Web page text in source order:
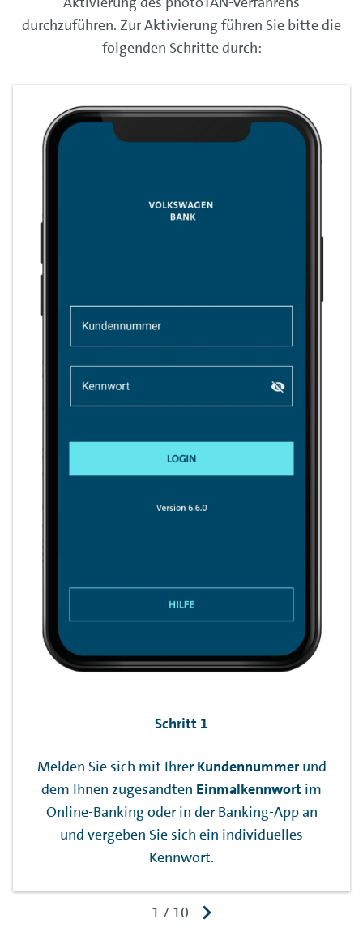
durchzuführen. Zur Aktivierung führen Sie bitte die
folgenden Schritte durch:
Schritt 1
Melden Sie sich mit Ihrer Kundennummer und
dem Ihnen zugesandten Einmalkennwort im
Online-Banking oder in der Banking-Appan
und vergeben Sie sich ein individuelles
Kennwort.